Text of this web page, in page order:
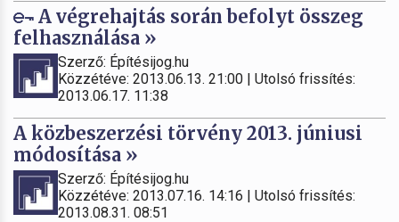
A végrehajtás során befolyt összeg
felhasználása »
Szerző: Építésijog.hu
Közzétéve: 2013.06.13. 21:00 | Utolsó frissítés:
2013.06.17. 11:38
A közbeszerzési törvény 2013. júniusi
módosítása »
Szerző: Építésijog.hu
Közzétéve: 2013.07.16. 14:16 | Utolsó frissítés:
2013.08.31. 08:51